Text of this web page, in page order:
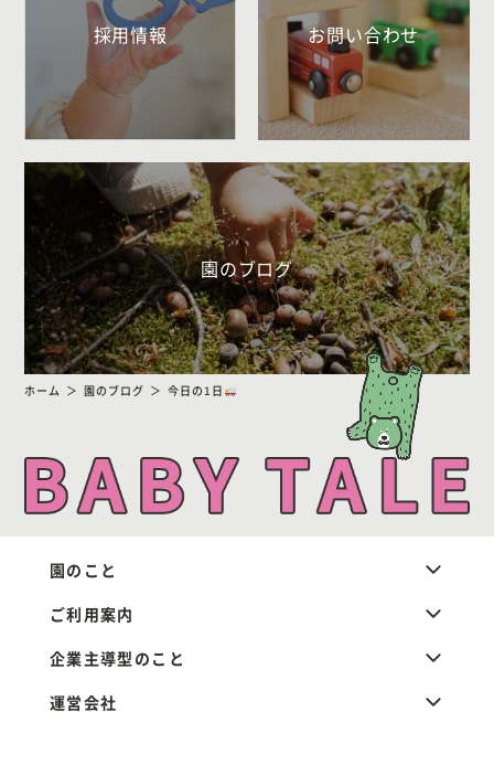
採用情報 お問い合わせ
園のブログ
ホーム 園のブログ 今日の1日
園のこと
ご利用案内
企業主導型のこと
運営会社